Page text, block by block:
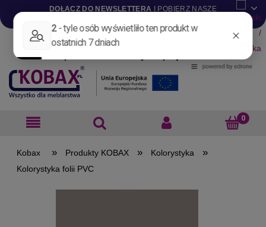
DOŁĄCZ DO NEWSLETTERA I POBIERZ NASZE
Aktualności Nowości
Blog
Pliki do pobrania
» Produkty KOBAX » Kolorystyka »
Kolorystyka folii PVC